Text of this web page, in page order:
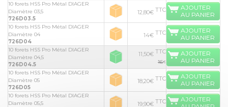
10 forets HSS Pro Métal DIAGER
Diamètre 03,5
726D03.5
12,80€ TTC
AJOUTER
AU PANIER
10 forets HSS Pro Métal DIAGER
Diamètre 04
726D04
14€ TTC
AJOUTER
AU PANIER
10 forets HSS Pro Métal DIAGER
Diamètre 04,5
726D04.5
11,50€ TTC
16€
AJOUTER
AU PANIER
10 forets HSS Pro Métal DIAGER
Diamètre 05
726D05
18,20€ TTC
AJOUTER
AU PANIER
10 forets HSS Pro Métal DIAGER
Diamètre 05,5
19,90€ TTC
AJOUTER